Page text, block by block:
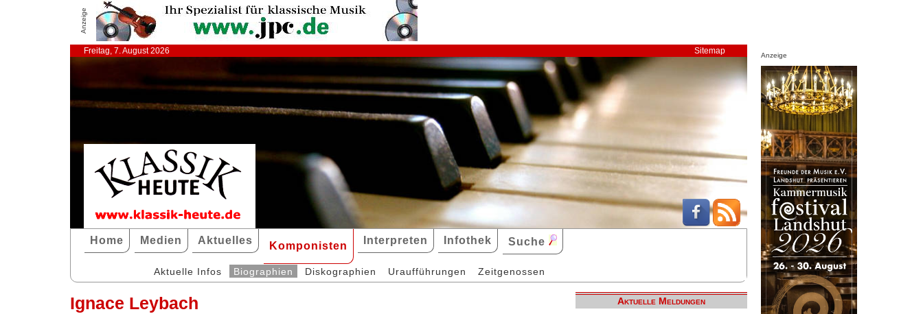
Anzeige
Freitag, 7. August 2026 Sitemap
Home Medien Aktuelles Komponisten Interpreten Infothek Suche
Aktuelle Infos Biographien Diskographien Uraufführungen Zeitgenossen
Ignace Leybach Aktuelle Meldungen
Anzeige